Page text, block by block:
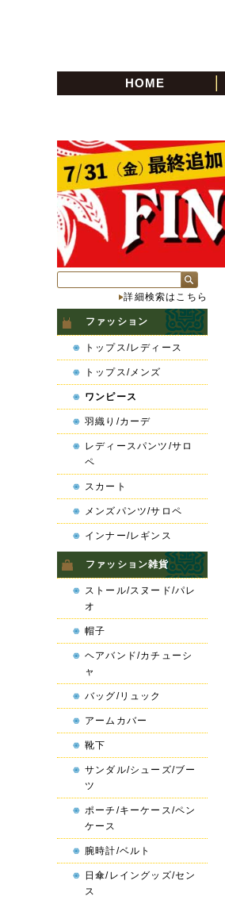
HOME
詳細検索はこちら
ファッション
トップス/レディース
トップス/メンズ
ワンピース
羽織り/カーデ
レディースパンツ/サロ
ペ
スカート
メンズパンツ/サロペ
インナー/レギンス
ファッション雑貨
ストール/スヌード/パレ
オ
帽子
ヘアバンド/カチューシ
ャ
バッグ/リュック
アームカバー
靴下
サンダル/シューズ/ブー
ツ
ポーチ/キーケース/ペン
ケース
腕時計/ベルト
日傘/レイングッズ/セン
ス